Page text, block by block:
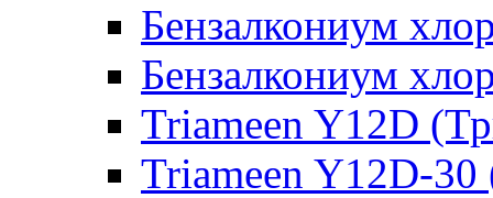
Бензалкониум
Бензалкониум
Triameen Y12D
Triameen Y12D-